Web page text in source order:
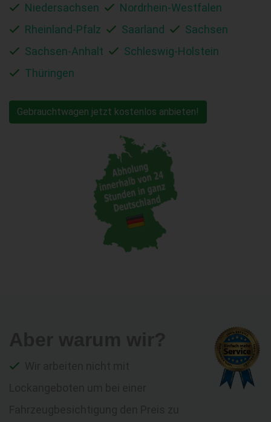
Niedersachsen
Nordrhein-Westfalen
Rheinland-Pfalz
Saarland
Sachsen
Sachsen-Anhalt
Schleswig-Holstein
Thüringen
Gebrauchtwagen jetzt kostenlos anbieten!